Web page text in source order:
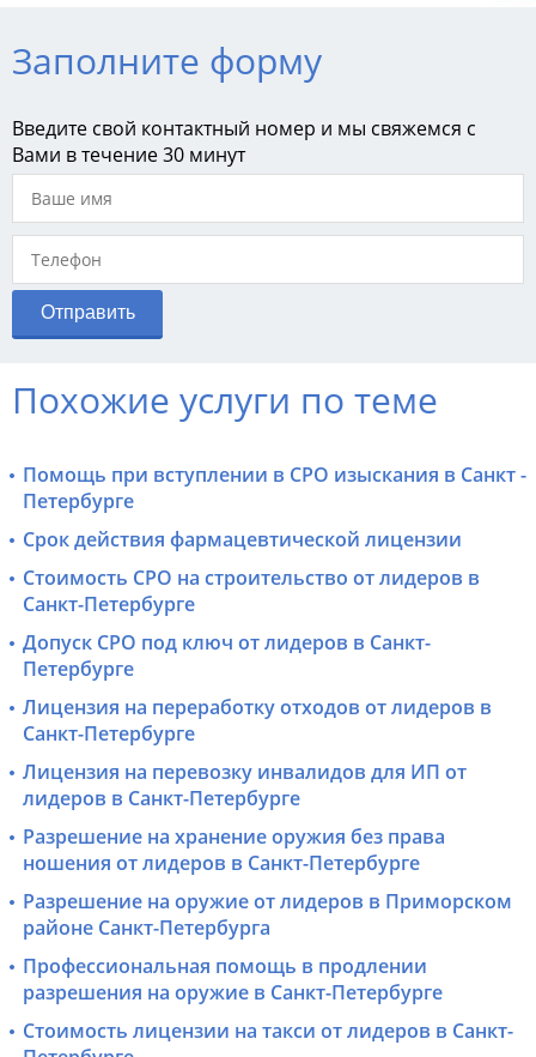
Заполните форму
Введите свой контактный номер и мы свяжемся с
Вами в течение 30 минут
Похожие услуги по теме
Помощь при вступлении в СРО изыскания в Санкт -
Петербурге
Срок действия фармацевтической лицензии
Стоимость СРО на строительство от лидеров в
Санкт-Петербурге
Допуск СРО под ключ от лидеров в Санкт-
Петербурге
Лицензия на переработку отходов от лидеров в
Санкт-Петербурге
Лицензия на перевозку инвалидов для ИП от
лидеров в Санкт-Петербурге
Разрешение на хранение оружия без права
ношения от лидеров в Санкт-Петербурге
Разрешение на оружие от лидеров в Приморском
районе Санкт-Петербурга
Профессиональная помощь в продлении
разрешения на оружие в Санкт-Петербурге
Стоимость лицензии на такси от лидеров в Санкт-